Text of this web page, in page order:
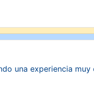
una experiencia